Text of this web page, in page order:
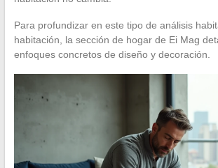
Para profundizar en este tipo de análisis
habitación, la sección de hogar de Ei Mag
enfoques concretos de diseño y decoración.